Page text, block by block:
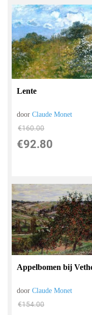
Lente
doorClaude Monet
€160.00
€92.80
Appelbomen bij
doorClaude Monet
€154.00